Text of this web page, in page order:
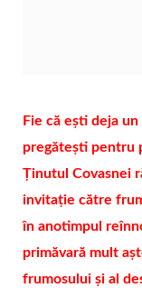
Fie că ești deja
pregătești pentru
Ținutul Covasnei
invitație către
în anotimpul
primăvară mult
frumosului și al